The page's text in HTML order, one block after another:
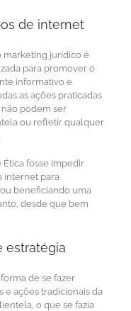
de internet
marketing jurídico é
para promover o
informativo e
as ações praticadas
podem ser
ou refletir qualquer
fosse impedir
internet para
beneficiando uma
desde que bem
estratégia
de se fazer
e ações tradicionais da
o que se fazia